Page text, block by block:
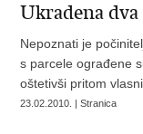
Ukradena
Nepoznati je
s parcele ograđene
oštetivši pritom
23.02.2010. | Stranica